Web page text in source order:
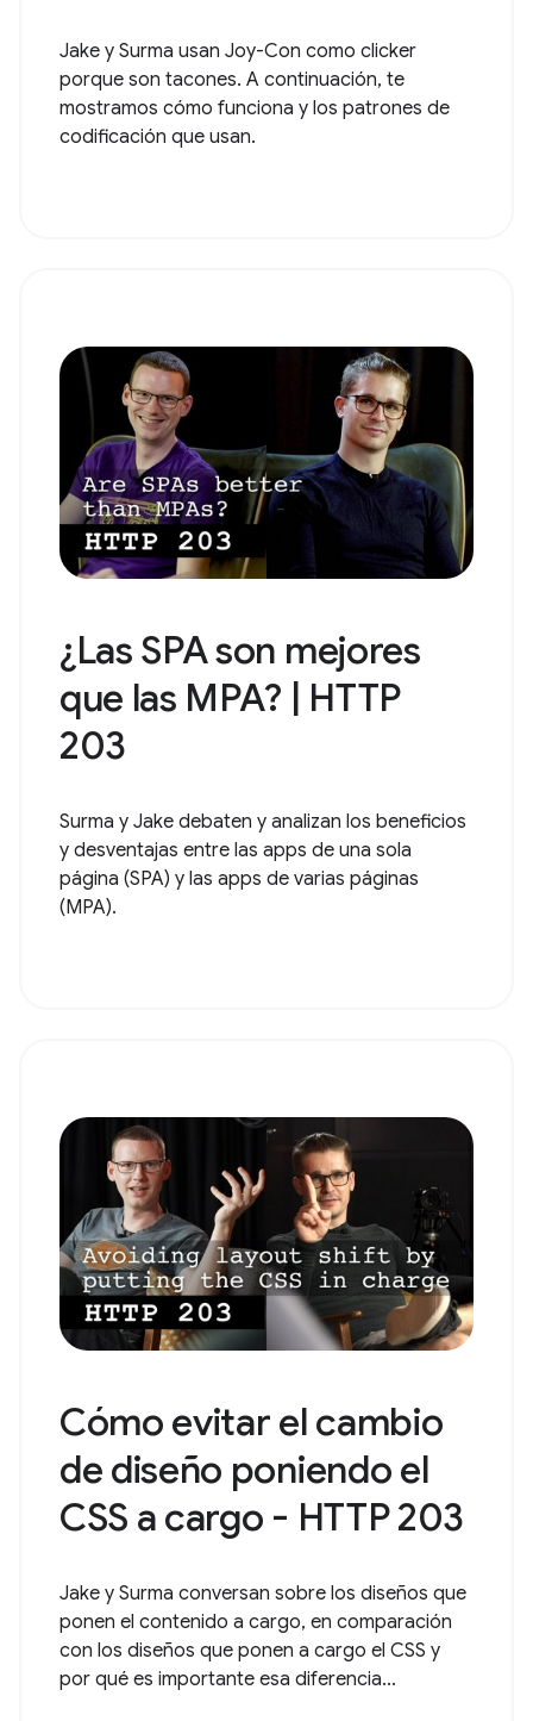
Jake y Surma usan Joy-Con como clicker
porque son tacones. A continuación, te
mostramos cómo funciona y los patrones de
codificación que usan.
¿Las SPA son mejores
que las MPA? | HTTP
203
Surma y Jake debaten y analizan los beneficios
y desventajas entre las apps de una sola
página (SPA) y las apps de varias páginas
(MPA).
Cómo evitar el cambio
de diseño poniendo el
CSS a cargo - HTTP 203
Jake y Surma conversan sobre los diseños que
ponen el contenido a cargo, en comparación
con los diseños que ponen a cargo el CSS y
por qué es importante esa diferencia...